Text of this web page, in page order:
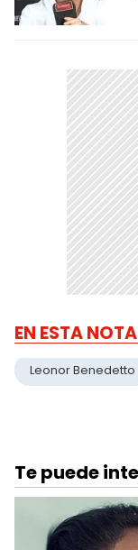
EN ESTA NOTA
Leonor Benedetto